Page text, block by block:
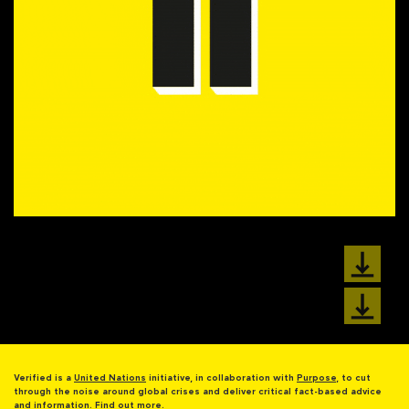
Verified is a United Nations initiative, in collaboration with Purpose, to cut
through the noise around global crises and deliver critical fact-based advice
and information. Find out more.